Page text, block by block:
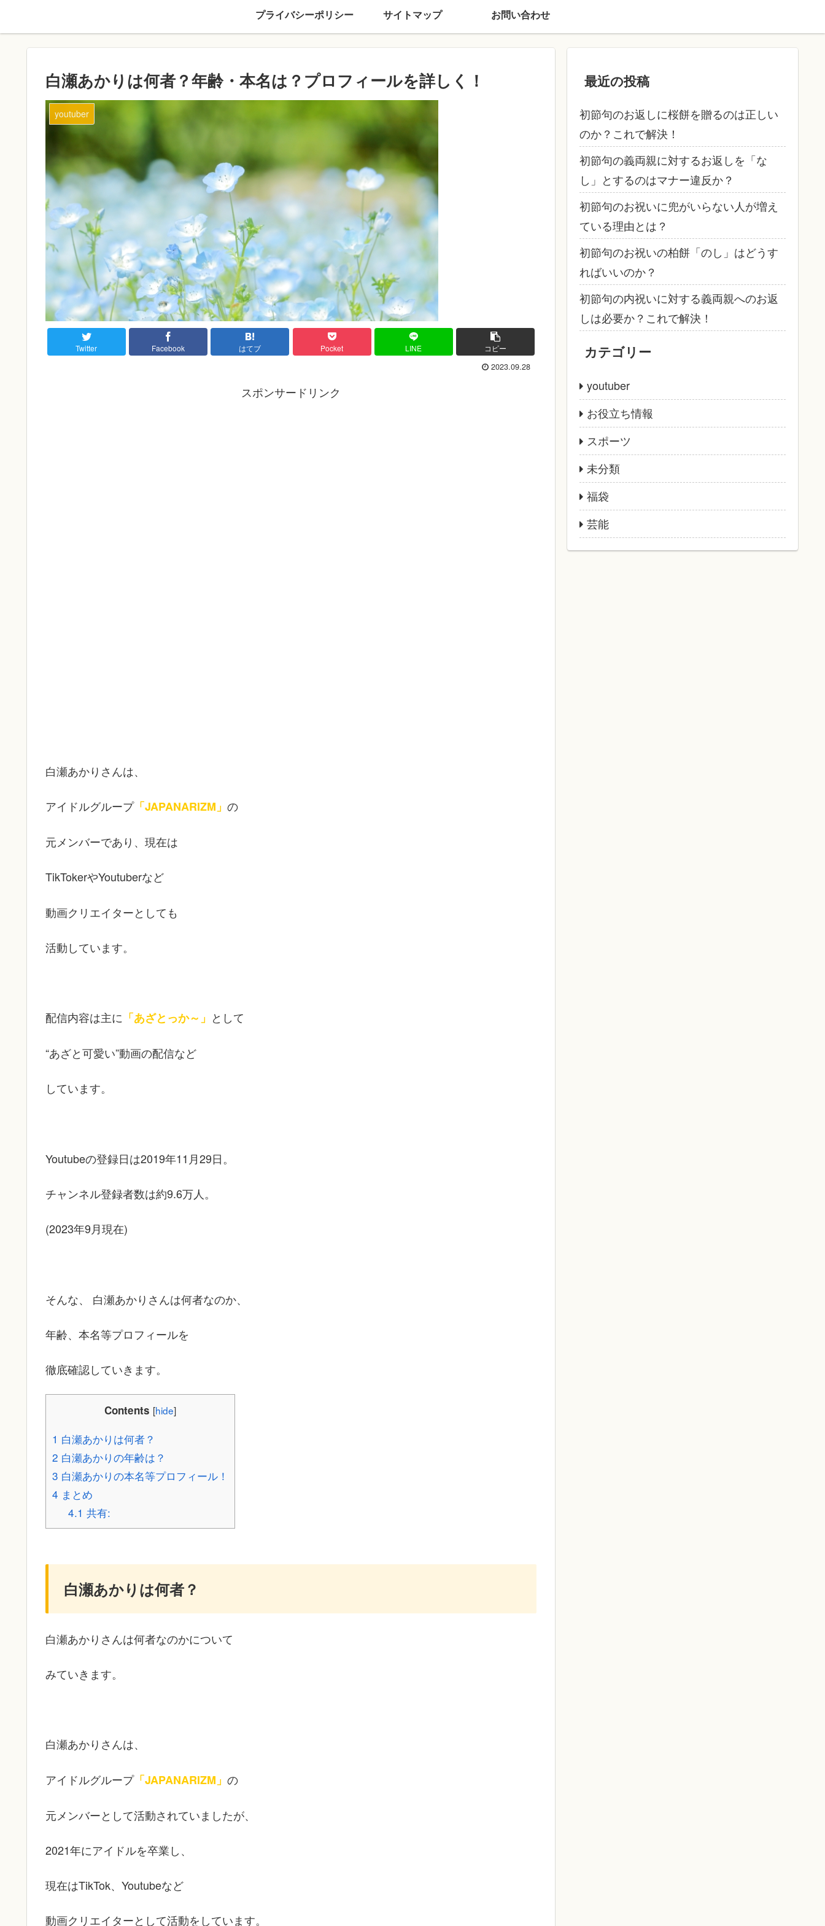
プライバシーポリシー サイトマップ お問い合わせ
白瀬あかりは何者？年齢・本名は？プロフィールを詳しく！
youtuber
Twitter Facebook はてブ Pocket LINE コピー
2023.09.28
スポンサードリンク
白瀬あかりさんは、
アイドルグループ「JAPANARIZM」 の
元メンバーであり、現在は
TikTokerやYoutuberなど
動画クリエイターとしても
活動しています。
配信内容は主に 「あざとっか～」 として
“あざと可愛い”動画の配信など
しています。
Youtubeの登録日は2019年11月29日。
チャンネル登録者数は約9.6万人。
(2023年9月現在)
そんな、 白瀬あかりさんは何者なのか、
年齢、本名等プロフィールを
徹底確認していきます。
Contents [hide]
1 白瀬あかりは何者？
2 白瀬あかりの年齢は？
3 白瀬あかりの本名等プロフィール！
4 まとめ
4.1 共有:
白瀬あかりは何者？
白瀬あかりさんは何者なのかについて
みていきます。
白瀬あかりさんは、
アイドルグループ「JAPANARIZM」 の
元メンバーとして活動されていましたが、
2021年にアイドルを卒業し、
現在はTikTok、Youtubeなど
動画クリエイターとして活動をしています。
最近の投稿
初節句のお返しに桜餅を贈るのは正しい
のか？これで解決！
初節句の義両親に対するお返しを「な
し」とするのはマナー違反か？
初節句のお祝いに兜がいらない人が増え
ている理由とは？
初節句のお祝いの柏餅「のし」はどうす
ればいいのか？
初節句の内祝いに対する義両親へのお返
しは必要か？これで解決！
カテゴリー
youtuber
お役立ち情報
スポーツ
未分類
福袋
芸能